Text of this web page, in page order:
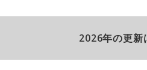
2026年の更新